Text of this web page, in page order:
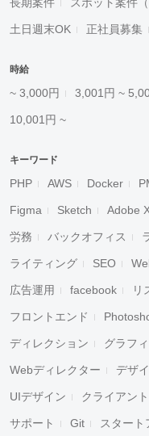
土日週末OK 正社員募集
時給
~ 3,000円 3,001円 ~
10,001円 ~
キーワード
PHP AWS Docker
Figma Sketch Adobe
労務 バックオフィス
ライティング SEO
広告運用 facebook リ
フロントエンド
ディレクション グラフ
Webディレクター デザ
UIデザイン クライアン
サポート Git スタート